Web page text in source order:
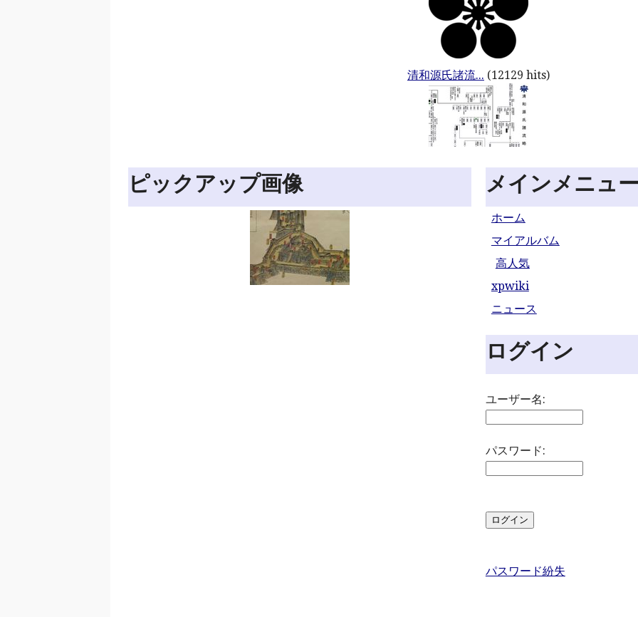
清和源氏諸流... (12129 hits)
ピックアップ画像 メインメニュ
ホーム
マイアルバム
高人気
xpwiki
ニュース
ログイン
ユーザー名:
パスワード:
パスワード紛失